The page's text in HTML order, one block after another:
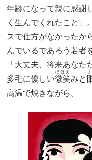
年齢になって親に感謝
く生んでくれたこと」
スで仕方がなかったか
んでいるであろう若者
「大丈夫、将来あな
多毛に優しい微笑
ほほえ
みと
高温で焼きながら。